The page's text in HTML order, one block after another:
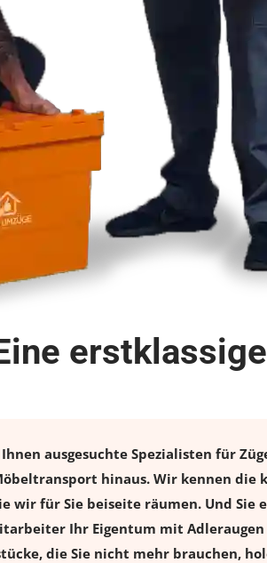
ausgesuchte Spezialisten für
hinaus. Wir kennen
wir für Sie beiseite räumen. Und Sie
Ihr Eigentum mit
die Sie nicht mehr brauchen,